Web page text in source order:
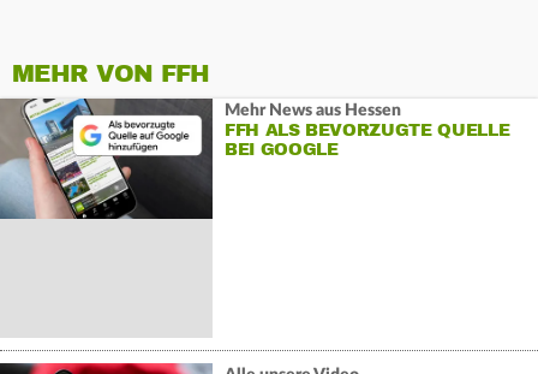
MEHR VON FFH
Mehr News aus Hessen
FFH ALS BEVORZUGTE QUELLE
BEI GOOGLE